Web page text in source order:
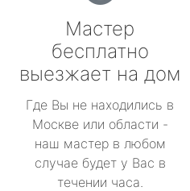
Мастер
бесплатно
выезжает на дом
Где Вы не находились в
Москве или области -
наш мастер в любом
случае будет у Вас в
течении часа.